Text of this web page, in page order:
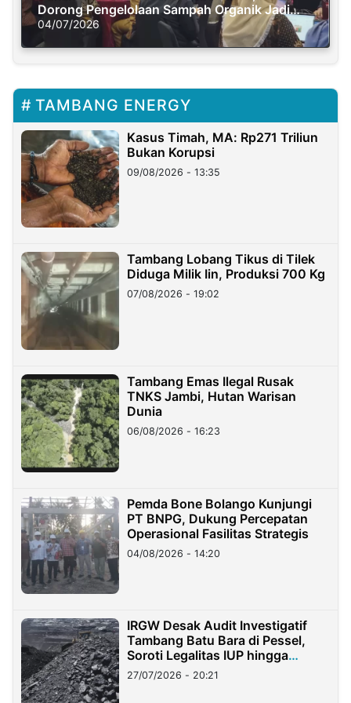
Dorong Pengelolaan Sampah Organik Jadi
Solusi Krisis Iklim
04/07/2026
TAMBANG ENERGY
Kasus Timah, MA: Rp271 Triliun
Bukan Korupsi
09/08/2026 - 13:35
Tambang Lobang Tikus di Tilek
Diduga Milik Iin, Produksi 700 Kg
07/08/2026 - 19:02
Tambang Emas Ilegal Rusak
TNKS Jambi, Hutan Warisan
Dunia
06/08/2026 - 16:23
Pemda Bone Bolango Kunjungi
PT BNPG, Dukung Percepatan
Operasional Fasilitas Strategis
04/08/2026 - 14:20
IRGW Desak Audit Investigatif
Tambang Batu Bara di Pessel,
Soroti Legalitas IUP hingga
Stockpile
27/07/2026 - 20:21